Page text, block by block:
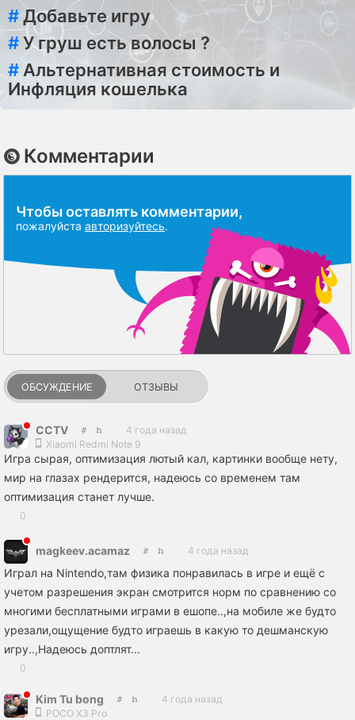
#Добавьте игру
#У груш есть волосы ?
# Альтернативная стоимость и
Инфляция кошелька
Комментарии
Чтобы оставлять комментарии,
пожалуйста авторизуйтесь.
ОБСУЖДЕНИЕ ОТЗЫВЫ
CCTV
4 года назад
Xiaomi Redmi Note 9
Игра сырая, оптимизация лютый кал, картинки вообще нету,
мир на глазах рендерится, надеюсь со временем там
оптимизация станет лучше.
0
magkeev.acamaz 4 года назад
Играл на Nintendo,там физика понравилась в игре и ещё с
учетом разрешения экран смотрится норм по сравнению со
многими бесплатными играми в ешопе..,на мобиле же будто
урезали,ощущение будто играешь в какую то дешманскую
игру..,Надеюсь доптлят...
0
Kim Tu bong
4 года назад
POCO X3 Pro